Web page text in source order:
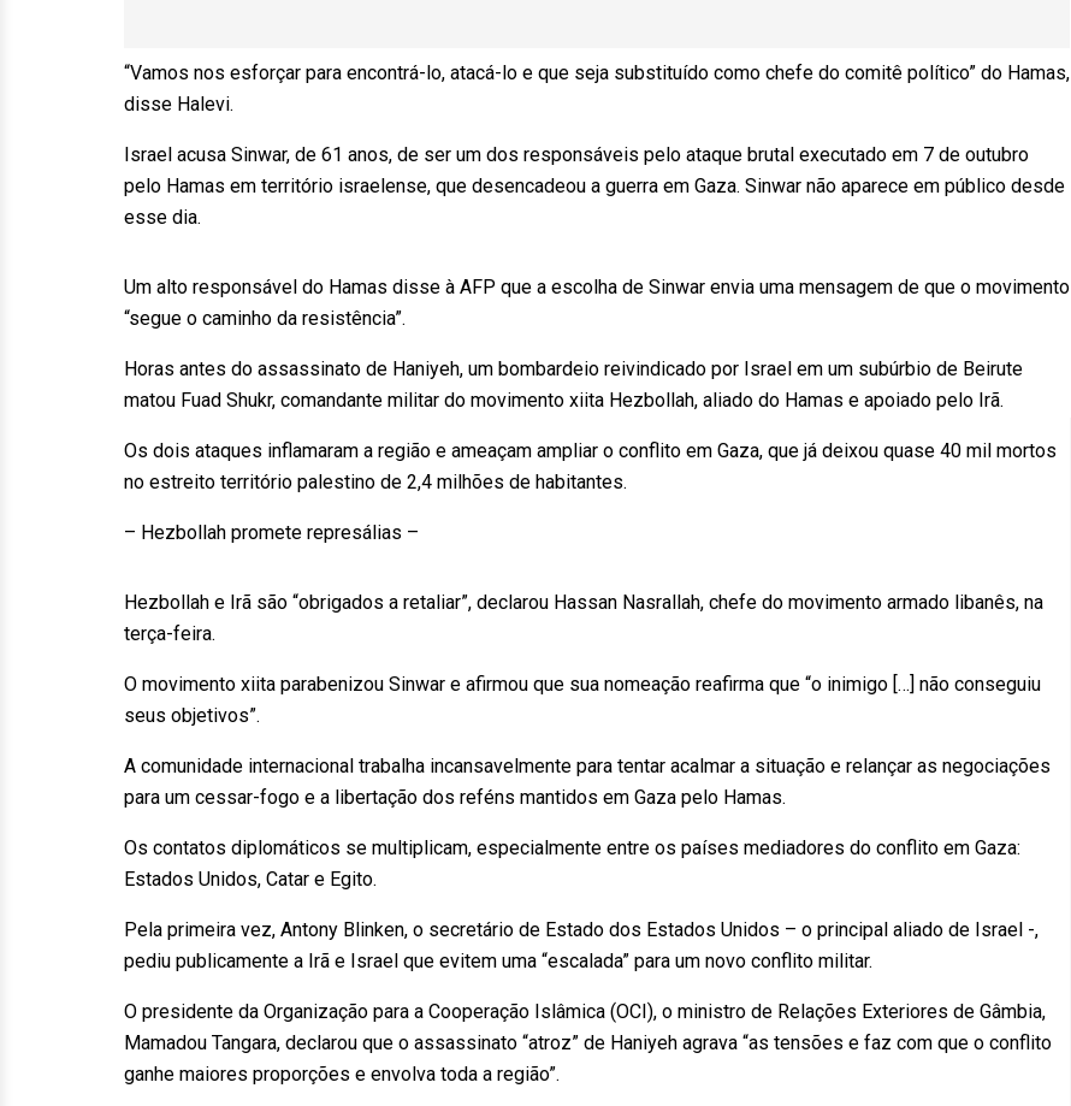
“Vamos nos esforçar para encontrá-lo, atacá-lo e que seja substituído como chefe do comitê político” do Hamas,
disse Halevi.
Israel acusa Sinwar, de 61 anos, de ser um dos responsáveis pelo ataque brutal executado em 7 de outubro
pelo Hamas em território israelense, que desencadeou a guerra em Gaza. Sinwar não aparece em público desde
esse dia.
Um alto responsável do Hamas disse à AFP que a escolha de Sinwar envia uma mensagem de que o movimento
“segue o caminho da resistência”.
Horas antes do assassinato de Haniyeh, um bombardeio reivindicado por Israel em um subúrbio de Beirute
matou Fuad Shukr, comandante militar do movimento xiita Hezbollah, aliado do Hamas e apoiado pelo Irã.
Os dois ataques inflamaram a região e ameaçam ampliar o conflito em Gaza, que já deixou quase 40 mil mortos
no estreito território palestino de 2,4 milhões de habitantes.
– Hezbollah promete represálias –
Hezbollah e Irã são “obrigados a retaliar”, declarou Hassan Nasrallah, chefe do movimento armado libanês, na
terça-feira.
O movimento xiita parabenizou Sinwar e afirmou que sua nomeação reafirma que “o inimigo […] não conseguiu
seus objetivos”.
A comunidade internacional trabalha incansavelmente para tentar acalmar a situação e relançar as negociações
para um cessar-fogo e a libertação dos reféns mantidos em Gaza pelo Hamas.
Os contatos diplomáticos se multiplicam, especialmente entre os países mediadores do conflito em Gaza:
Estados Unidos, Catar e Egito.
Pela primeira vez, Antony Blinken, o secretário de Estado dos Estados Unidos – o principal aliado de Israel -,
pediu publicamente a Irã e Israel que evitem uma “escalada” para um novo conflito militar.
O presidente da Organização para a Cooperação Islâmica (OCI), o ministro de Relações Exteriores de Gâmbia,
Mamadou Tangara, declarou que o assassinato “atroz” de Haniyeh agrava “as tensões e faz com que o conflito
ganhe maiores proporções e envolva toda a região”.